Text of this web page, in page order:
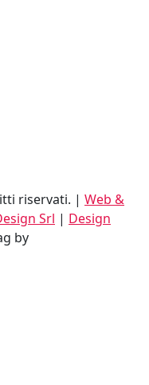
riservati. | Web &
Srl | Design
by